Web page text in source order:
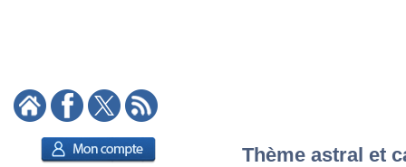
Thème astral et